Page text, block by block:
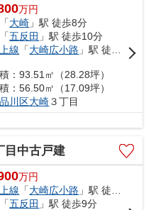
万円
「大崎 」駅 徒歩8分
「五反田 」駅 徒歩10分
線 「大崎広小路 」駅 徒歩5分
：93.51㎡（28.28坪）
：56.50㎡（17.09坪）
品川区大崎３丁目
目中古戸建
万円
線 「大崎広小路 」駅 徒歩3分
「五反田 」駅 徒歩9分